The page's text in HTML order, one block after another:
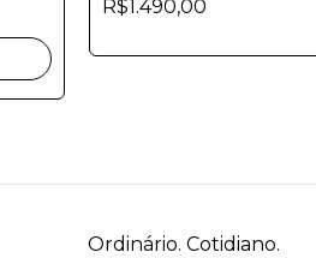
R$1.490,00
Ordinário. Cotidiano.